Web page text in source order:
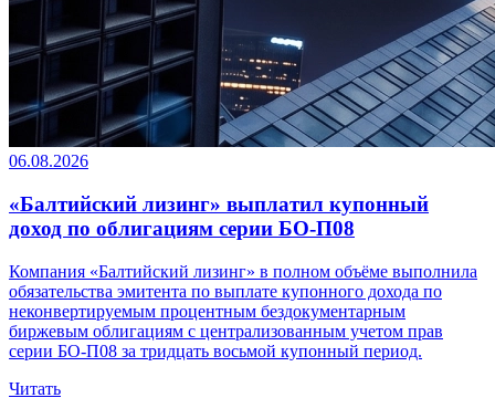
06.08.2026
«Балтийский лизинг» выплатил купонный
доход по облигациям серии БО-П08
Компания «Балтийский лизинг» в полном объёме выполнила
обязательства эмитента по выплате купонного дохода по
неконвертируемым процентным бездокументарным
биржевым облигациям с централизованным учетом прав
серии БО-П08 за тридцать восьмой купонный период.
Читать